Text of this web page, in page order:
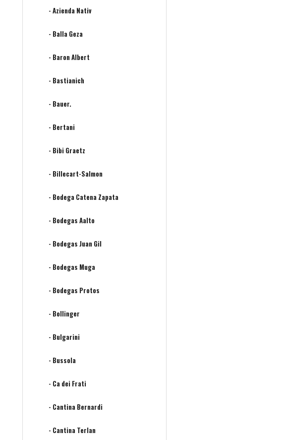
- Azienda Nativ
- Balla Geza
- Baron Albert
- Bastianich
- Bauer.
- Bertani
- Bibi Graetz
- Billecart-Salmon
- Bodega Catena Zapata
- Bodegas Aalto
- Bodegas Juan Gil
- Bodegas Muga
- Bodegas Protos
- Bollinger
- Bulgarini
- Bussola
- Ca dei Frati
- Cantina Bernardi
- Cantina Terlan